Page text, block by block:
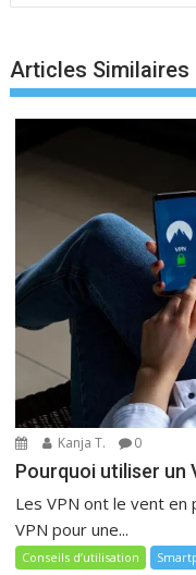
Articles Similaires
Kanja T. 0
Pourquoi utiliser un
Les VPN ont le vent en
VPN pour une...
Conseils d’utilisation